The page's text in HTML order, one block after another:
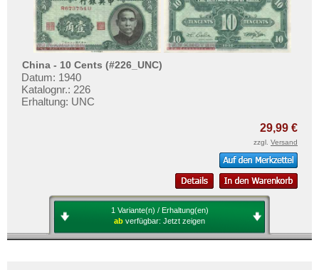
China - 10 Cents (#226_UNC)
Datum: 1940
Katalognr.: 226
Erhaltung: UNC
29,99 €
zzgl. Versand
1 Variante(n) / Erhaltung(en)
ab verfügbar: Jetzt zeigen